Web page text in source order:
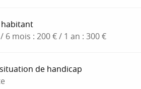
6 mois : 200 € / 1 an : 300 €
de handicap